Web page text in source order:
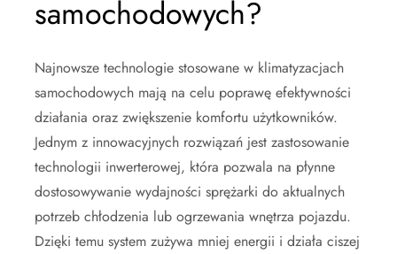
samochodowych?
Najnowsze technologie stosowane w klimatyzacjach
samochodowych mają na celu poprawę efektywności
działania oraz zwiększenie komfortu użytkowników.
Jednym z innowacyjnych rozwiązań jest zastosowanie
technologii inwerterowej, która pozwala na płynne
dostosowywanie wydajności sprężarki do aktualnych
potrzeb chłodzenia lub ogrzewania wnętrza pojazdu.
Dzięki temu system zużywa mniej energii i działa ciszej